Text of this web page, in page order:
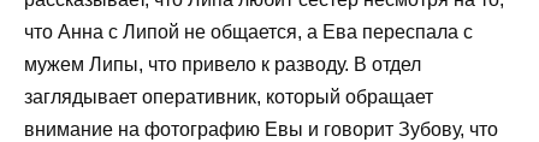
что Анна с Липой не общается, а Ева переспала с
мужем Липы, что привело к разводу. В отдел
заглядывает оперативник, который обращает
внимание на фотографию Евы и говорит Зубову, что